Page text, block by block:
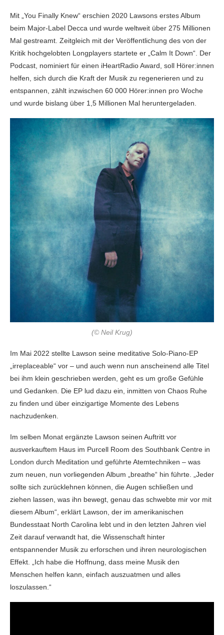
Mit „You Finally Knew“ erschien 2020 Lawsons erstes Album
beim Major-Label Decca und wurde weltweit über 275 Millionen
Mal gestreamt. Zeitgleich mit der Veröffentlichung des von der
Kritik hochgelobten Longplayers startete er „Calm It Down“. Der
Podcast, nominiert für einen iHeartRadio Award, soll Hörer:innen
helfen, sich durch die Kraft der Musik zu regenerieren und zu
entspannen, zählt inzwischen 60 000 Hörer:innen pro Woche
und wurde bislang über 1,5 Millionen Mal heruntergeladen.
(© Neil Krug)
Im Mai 2022 stellte Lawson seine meditative Solo-Piano-EP
„irreplaceable“ vor – und auch wenn nun anscheinend alle Titel
bei ihm klein geschrieben werden, geht es um große Gefühle
und Gedanken. Die EP lud dazu ein, inmitten von Chaos Ruhe
zu finden und über einzigartige Momente des Lebens
nachzudenken.
Im selben Monat ergänzte Lawson seinen Auftritt vor
ausverkauftem Haus im Purcell Room des Southbank Centre in
London durch Meditation und geführte Atemtechniken – was
zum neuen, nun vorliegenden Album „breathe“ hin führte. „Jeder
sollte sich zurücklehnen können, die Augen schließen und
ziehen lassen, was ihn bewegt, genau das schwebte mir vor mit
diesem Album“, erklärt Lawson, der im amerikanischen
Bundesstaat North Carolina lebt und in den letzten Jahren viel
Zeit darauf verwandt hat, die Wissenschaft hinter
entspannender Musik zu erforschen und ihren neurologischen
Effekt. „Ich habe die Hoffnung, dass meine Musik den
Menschen helfen kann, einfach auszuatmen und alles
loszulassen.“